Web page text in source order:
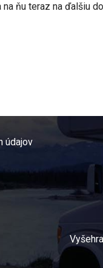
ňu teraz na ďalšiu
údajov